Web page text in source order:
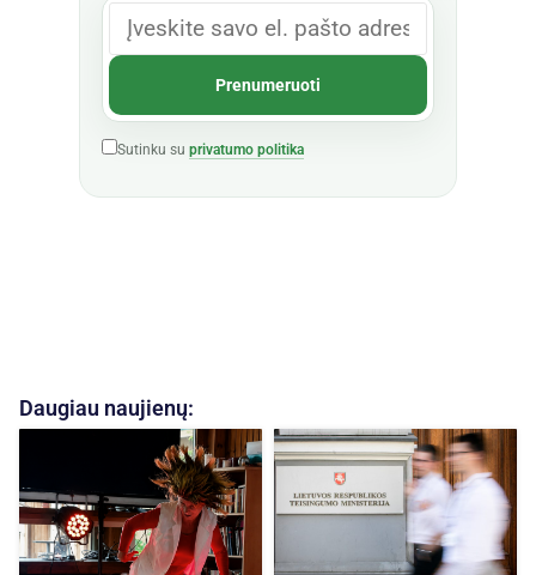
Sutinku su privatumo politika
Daugiau naujienų: